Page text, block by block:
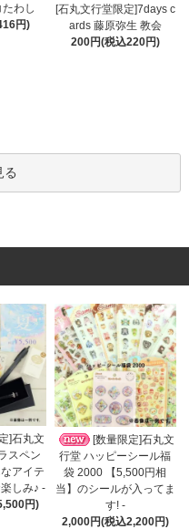
わし
円)
[石丸文行堂限定]7days c
ards 藤原弥生 教会
200円(税込220円)
る
]石丸文
スペン
アイテ
しみ♪ -
円)
[数量限定]石丸文
行堂 ハッピーシール福
袋 2000 【5,500円相
当】のシールが入ってま
す! -
2,000円(税込2,200円)